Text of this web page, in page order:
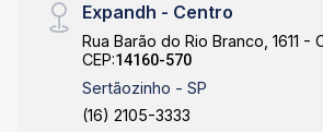
Expandh - Centro
Rua Barão do Rio Branco, 1611 -
CEP:14160-570
Sertãozinho - SP
(16) 2105-3333